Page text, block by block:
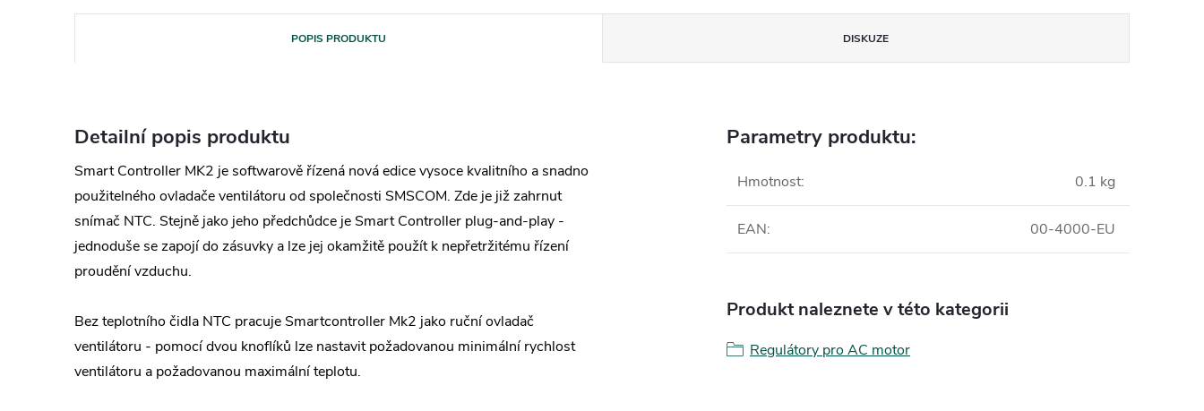
POPIS PRODUKTU DISKUZE
Detailní popis produktu
Smart Controller MK2 je softwarově řízená nová edice vysoce kvalitního a snadno
použitelného ovladače ventilátoru od společnosti SMSCOM. Zde je již zahrnut
snímač NTC. Stejně jako jeho předchůdce je Smart Controller plug-and-play -
jednoduše se zapojí do zásuvky a lze jej okamžitě použít k nepřetržitému řízení
proudění vzduchu.
Bez teplotního čidla NTC pracuje Smartcontroller Mk2 jako ruční ovladač
ventilátoru - pomocí dvou knoflíků lze nastavit požadovanou minimální rychlost
ventilátoru a požadovanou maximální teplotu.
Parametry produktu:
Hmotnost: 0.1 kg
EAN: 00-4000-EU
Produkt naleznete v této kategorii
Regulátory pro AC motor